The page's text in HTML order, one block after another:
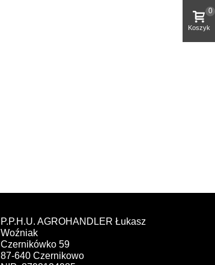
P.P.H.U. AGROHANDLER Łukasz
Woźniak
Czernikówko 59
87-640 Czernikowo
Koszyk
0